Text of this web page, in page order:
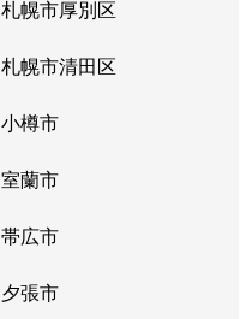
札幌市厚別区
札幌市清田区
小樽市
室蘭市
帯広市
夕張市